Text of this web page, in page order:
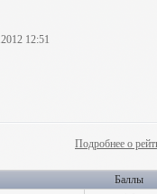
12:51
Подробнее о
Баллы